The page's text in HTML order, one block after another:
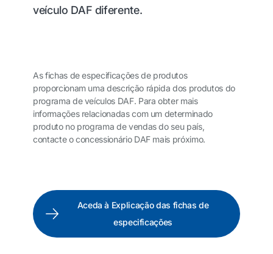
veículo DAF diferente.
As fichas de especificações de produtos
proporcionam uma descrição rápida dos produtos do
programa de veículos DAF. Para obter mais
informações relacionadas com um determinado
produto no programa de vendas do seu país,
contacte o concessionário DAF mais próximo.
Aceda à Explicação das fichas de
especificações